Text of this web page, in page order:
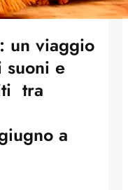
un viaggio
e
tra
a